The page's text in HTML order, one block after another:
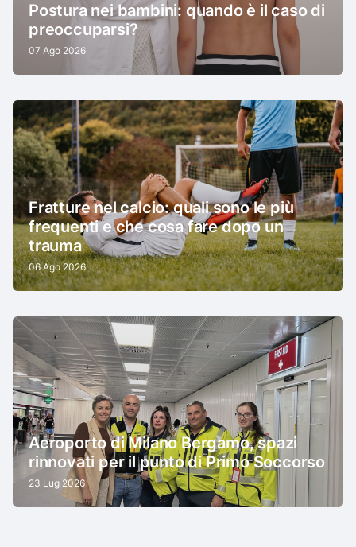
Postura nei bambini: quando è il caso di
preoccuparsi?
07 Ago 2026
Fratture nel calcio: quali sono le più
frequenti e che cosa fare dopo un
trauma
06 Ago 2026
Aeroporto di Milano Bergamo, spazi
rinnovati per il punto di Primo Soccorso
23 Lug 2026